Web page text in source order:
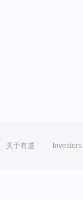
关于有道 Investors